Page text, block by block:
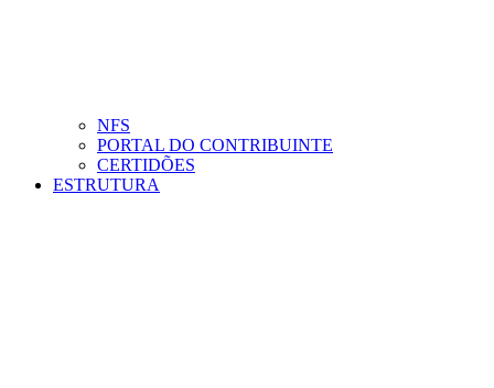
NFS
PORTAL DO CONTRIBUINTE
CERTIDÕES
ESTRUTURA